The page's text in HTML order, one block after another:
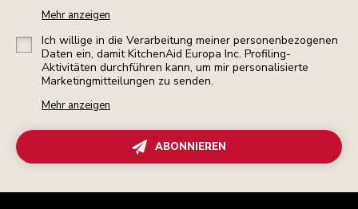
Mehr anzeigen
Ich willige in die Verarbeitung meiner personenbezogenen
Daten ein, damit KitchenAid Europa Inc. Profiling-
Aktivitäten durchführen kann, um mir personalisierte
Marketingmitteilungen zu senden.
Mehr anzeigen
ABONNIEREN